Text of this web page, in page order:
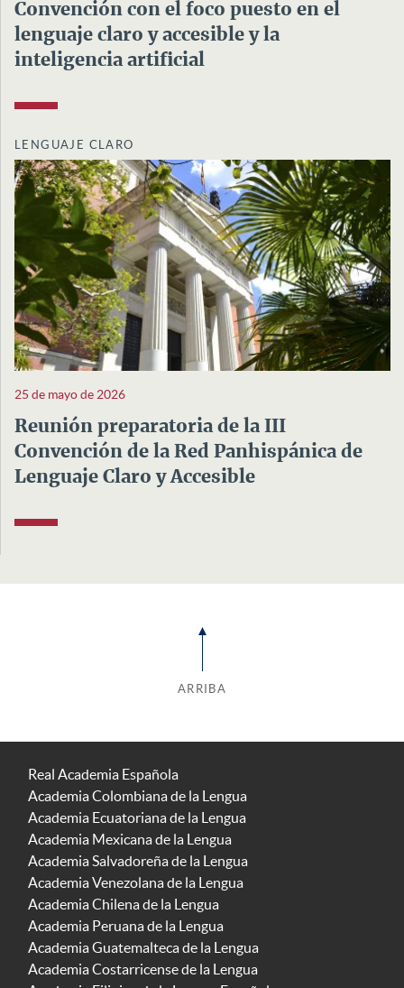
Convención con el foco puesto en el
lenguaje claro y accesible y la
inteligencia artificial
LENGUAJE CLARO
25 de mayo de 2026
Reunión preparatoria de la III
Convención de la Red Panhispánica de
Lenguaje Claro y Accesible
ARRIBA
Real Academia Española
Academia Colombiana de la Lengua
Academia Ecuatoriana de la Lengua
Academia Mexicana de la Lengua
Academia Salvadoreña de la Lengua
Academia Venezolana de la Lengua
Academia Chilena de la Lengua
Academia Peruana de la Lengua
Academia Guatemalteca de la Lengua
Academia Costarricense de la Lengua